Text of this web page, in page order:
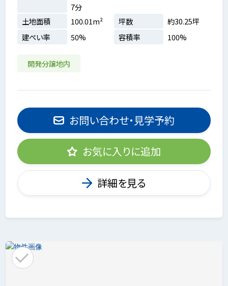
7分
土地面積
100.01m² 坪数
約30.25坪
建ぺい率
50% 容積率 100%
開発分譲地内
お問い合わせ・見学予約
お気に入りに追加
詳細を見る